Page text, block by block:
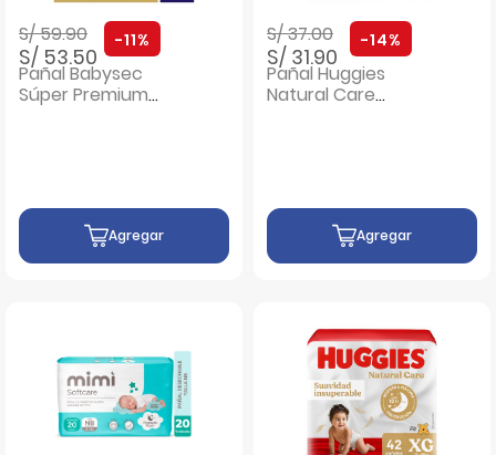
Precio rebajado de
S/ 59.90a
S/ 53.50
-11%
Pañal Babysec
Súper Premium
Agregar
Precio rebajado de
S/ 37.00a
S/ 31.90
-14%
Pañal Huggies
Natural Care
Agregar